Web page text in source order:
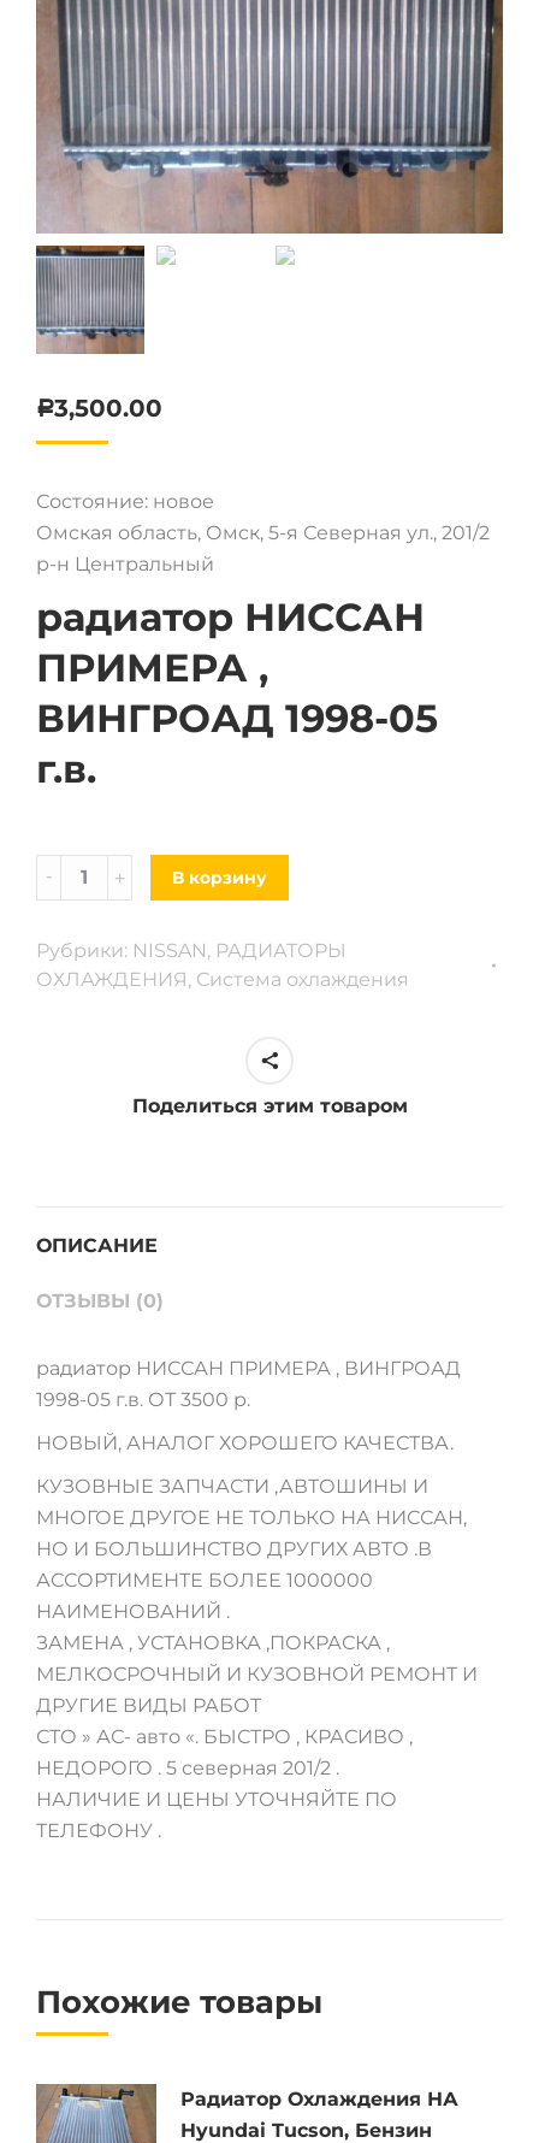
Р3,500.00
Состояние: новое
Омская область, Омск, 5-я Северная ул., 201/2
р-н Центральный
радиатор НИССАН
ПРИМЕРА ,
ВИНГРОАД 1998-05
г.в.
Радиатор
Nissan
p12,wingroad
В корзину
Рубрики: NISSAN, РАДИАТОРЫ
ОХЛАЖДЕНИЯ, Система охлаждения
Поделиться этим товаром
ОПИСАНИЕ
ОТЗЫВЫ (0)
радиатор НИССАН ПРИМЕРА , ВИНГРОАД
1998-05 г.в. ОТ 3500 р.
НОВЫЙ, АНАЛОГ ХОРОШЕГО КАЧЕСТВА.
КУЗОВНЫЕ ЗАПЧАСТИ ,АВТОШИНЫ И
МНОГОЕ ДРУГОЕ НЕ ТОЛЬКО НА НИССАН,
НО И БОЛЬШИНСТВО ДРУГИХ АВТО .В
АССОРТИМЕНТЕ БОЛЕЕ 1000000
НАИМЕНОВАНИЙ .
ЗАМЕНА , УСТАНОВКА ,ПОКРАСКА ,
МЕЛКОСРОЧНЫЙ И КУЗОВНОЙ РЕМОНТ И
ДРУГИЕ ВИДЫ РАБОТ
СТО » АС- авто «. БЫСТРО , КРАСИВО ,
НЕДОРОГО . 5 северная 201/2 .
НАЛИЧИЕ И ЦЕНЫ УТОЧНЯЙТЕ ПО
ТЕЛЕФОНУ .
Похожие товары
Радиатор Охлаждения НА
Hyundai Tucson, Бензин